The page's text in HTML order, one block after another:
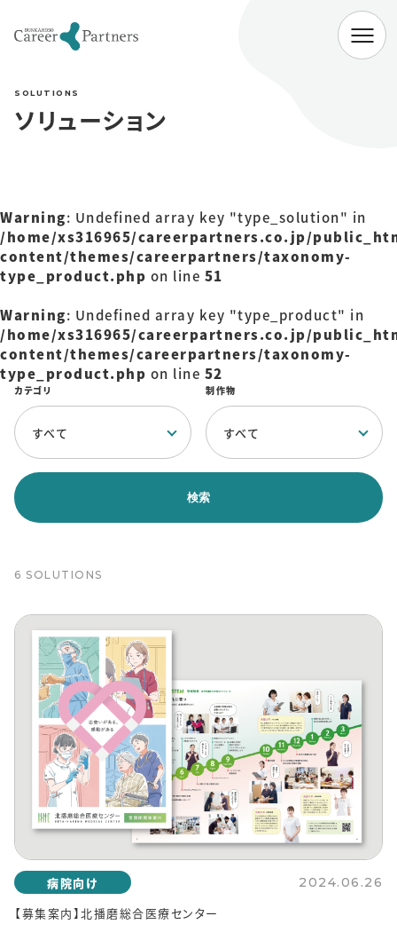
SOLUTIONS
ソリューション
Warning: Undefined array key "type_solution" in
/home/xs316965/careerpartners.co.jp/
content/themes/careerpartners/taxonomy-
type_product.php on line 51
Warning: Undefined array key "type_product" in
/home/xs316965/careerpartners.co.jp/
content/themes/careerpartners/taxonomy-
type_product.php on line 52
6 SOLUTIONS
カテゴリ
すべて
制作物
すべて
病院向け 2024.06.26
【募集案内】北播磨総合医療センター
企業向けサービス 病院向けサービス
大学向けサービス 就職情報研究所
NEWS
お知らせ一覧
SOLUTIONS
ソリューション
RECRUIT
採用情報
個人情報保護方針 個人情報取り扱いについて